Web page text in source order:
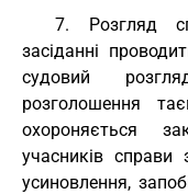
7. Розгляд
засіданні
судовий
розголошення
охороняється
учасників
усиновлення,